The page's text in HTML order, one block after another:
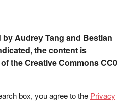
Audrey Tang and Bestian
the content is
the Creative Commons CC0
box, you agree to the Privacy